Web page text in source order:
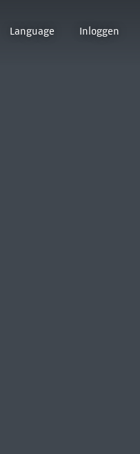
Language Inloggen